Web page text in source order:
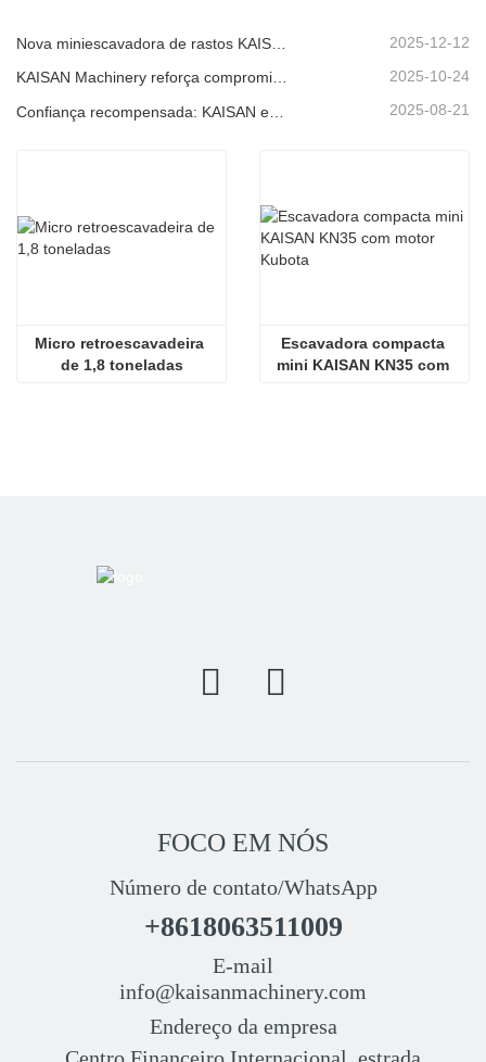
2025-12-12
KAISAN Machinery reforça compromisso de suporte global com missão técnica proativa em 2025-10-24
2025-08-21
Micro retroescavadeira
de 1,8 toneladas
Escavadora compacta
mini KAISAN KN35 com
FOCO EM NÓS
Número de contato/WhatsApp
+8618063511009
E-mail
info@kaisanmachinery.com
Endereço da empresa